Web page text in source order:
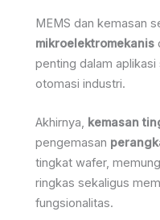
MEMS dan kemasan
mikroelektromekanis
penting dalam
otomasi industri.
Akhirnya, kemasan
pengemasan
tingkat wafer,
ringkas sekaligus
fungsionalitas.